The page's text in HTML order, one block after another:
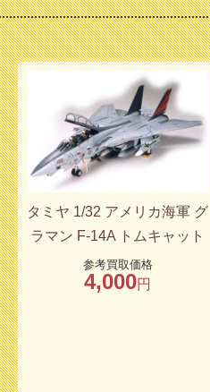
タミヤ 1/32 アメリカ海軍 グ
ラマン F-14A トムキャット
参考買取価格
4,000円